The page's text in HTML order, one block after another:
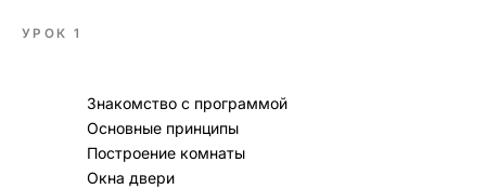
УРОК 1
Знакомство с программой
Основные принципы
Построение комнаты
Окна двери